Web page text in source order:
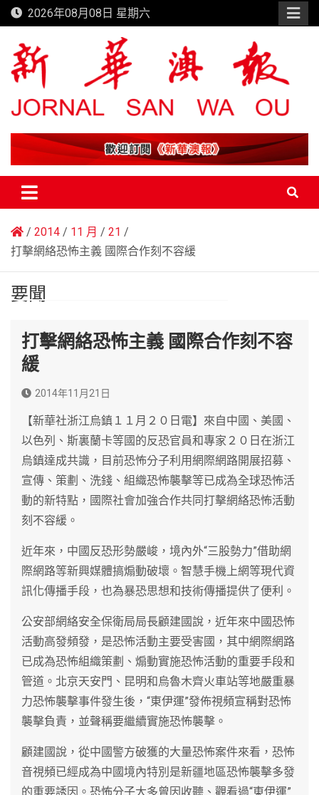
Skip
to
content
2026年08月08日 星期六
新華澳報
2014 11 月
21
打擊網絡恐怖主義 國際合作刻不容緩
要聞
打擊網絡恐怖主義 國際合作刻不容
緩
2014年11月21日
【新華社浙江烏鎮１１月２０日電】來自中國、美國、
以色列、斯裏蘭卡等國的反恐官員和專家２０日在浙江
烏鎮達成共識，目前恐怖分子利用網際網路開展招募、
宣傳、策劃、洗錢、組織恐怖襲擊等已成為全球恐怖活
動的新特點，國際社會加強合作共同打擊網絡恐怖活動
刻不容緩。
近年來，中國反恐形勢嚴峻，境內外“三股勢力”借助網
際網路等新興媒體搞煽動破壞。智慧手機上網等現代資
訊化傳播手段，也為暴恐思想和技術傳播提供了便利。
公安部網絡安全保衛局局長顧建國說，近年來中國恐怖
活動高發頻發，是恐怖活動主要受害國，其中網際網路
已成為恐怖組織策劃、煽動實施恐怖活動的重要手段和
管道。北京天安門、昆明和烏魯木齊火車站等地嚴重暴
力恐怖襲擊事件發生後，“東伊運”發佈視頻宣稱對恐怖
襲擊負責，並聲稱要繼續實施恐怖襲擊。
顧建國說，從中國警方破獲的大量恐怖案件來看，恐怖
音視頻已經成為中國境內特別是新疆地區恐怖襲擊多發
的重要誘因。恐怖分子大多曾因收聽、觀看過“東伊運”